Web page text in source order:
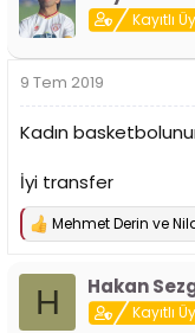
i
l
Kayıtlı
9 Tem 2019
Kadın
İyi transfer
T
p
l
Mehmet Derin ve
H Hakan
Kayıtlı